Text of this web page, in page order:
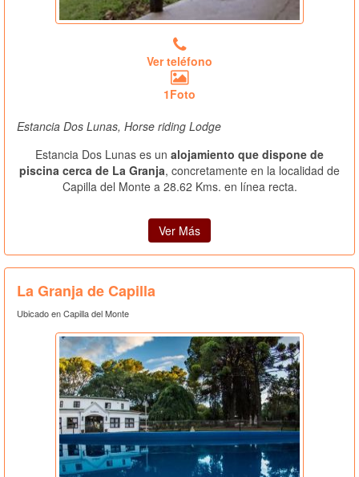
Ver teléfono
1Foto
Estancia Dos Lunas, Horse riding Lodge
Estancia Dos Lunas es un alojamiento que dispone de
piscina cerca de La Granja, concretamente en la localidad de
Capilla del Monte a 28.62 Kms. en línea recta.
Ver Más
La Granja de Capilla
Ubicado en Capilla del Monte